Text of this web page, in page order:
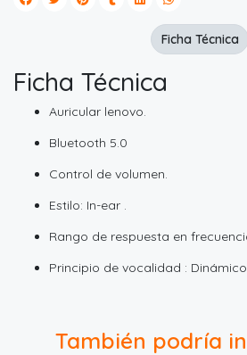
Ficha Técnica
Auricular lenovo.
Bluetooth 5.0
Control de volumen.
Estilo: In-ear .
Rango de respuesta en
Principio de vocalidad :
Ficha Técnica
También podría